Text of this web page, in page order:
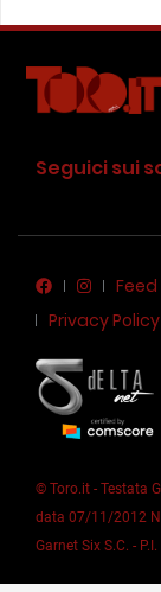
Seguici sui
Feed
Privacy Policy
© Toro.it - Testata
data 07/11/2012
Garnet Six S.C. -